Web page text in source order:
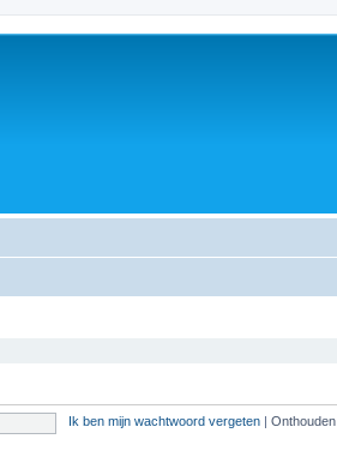
Ik ben mijn wachtwoord vergeten Onthouden